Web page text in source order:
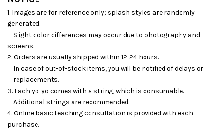
1. Images are for reference only; splash styles are randomly
generated.
Slight color differences may occur due to photography and
screens.
2. Orders are usually shipped within 12-24 hours.
In case of out-of-stock items, you will be notified of delays or
replacements.
3. Each yo-yo comes with a string, which is consumable.
Additional strings are recommended.
4. Online basic teaching consultation is provided with each
purchase.